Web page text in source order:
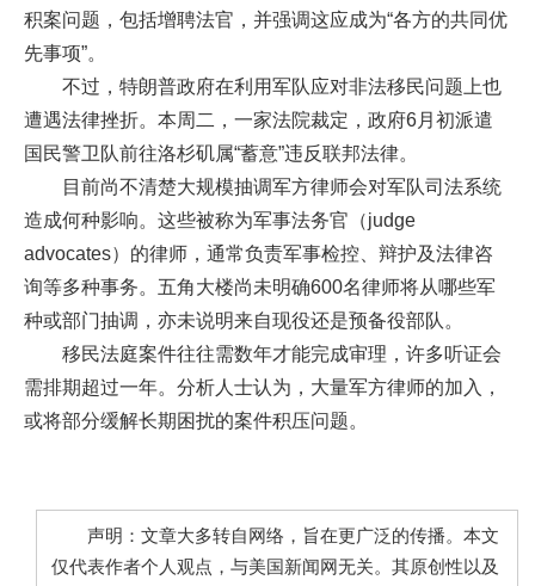
积案问题，包括增聘法官，并强调这应成为“各方的共同优
先事项”。
不过，特朗普政府在利用军队应对非法移民问题上也
遭遇法律挫折。本周二，一家法院裁定，政府6月初派遣
国民警卫队前往洛杉矶属“蓄意”违反联邦法律。
目前尚不清楚大规模抽调军方律师会对军队司法系统
造成何种影响。这些被称为军事法务官（judge
advocates）的律师，通常负责军事检控、辩护及法律咨
询等多种事务。五角大楼尚未明确600名律师将从哪些军
种或部门抽调，亦未说明来自现役还是预备役部队。
移民法庭案件往往需数年才能完成审理，许多听证会
需排期超过一年。分析人士认为，大量军方律师的加入，
或将部分缓解长期困扰的案件积压问题。
声明：文章大多转自网络，旨在更广泛的传播。本文
仅代表作者个人观点，与美国新闻网无关。其原创性以及